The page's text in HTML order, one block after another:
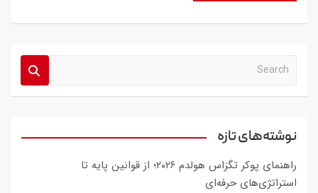
a
c
نوشته‌های تازه
راهنمای پوکر تگزاس هولدم ۲۰۲۶؛ از قوانین پایه تا
استراتژی‌های حرفه‌ای